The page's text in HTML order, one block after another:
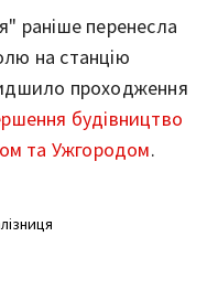
раніше перенесла
на станцію
проходження
будівництво
та Ужгородом.